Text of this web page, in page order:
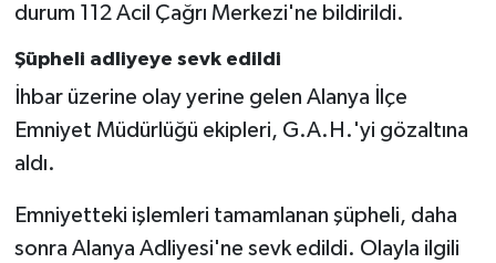
durum 112 Acil Çağrı Merkezi'ne bildirildi.
Şüpheli adliyeye sevk edildi
İhbar üzerine olay yerine gelen Alanya İlçe
Emniyet Müdürlüğü ekipleri, G.A.H.'yi gözaltına
aldı.
Emniyetteki işlemleri tamamlanan şüpheli, daha
sonra Alanya Adliyesi'ne sevk edildi. Olayla ilgili